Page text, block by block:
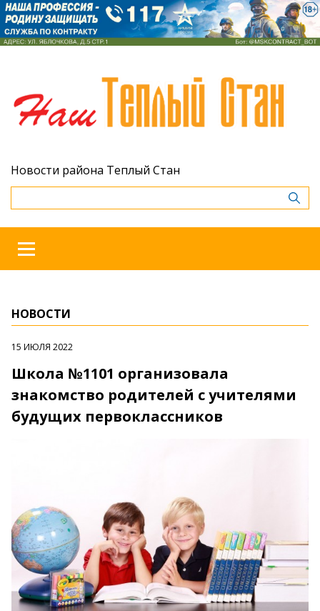
Новости района Теплый Стан
НОВОСТИ
15 ИЮЛЯ 2022
Школа №1101 организовала
знакомство родителей с учителями
будущих первоклассников